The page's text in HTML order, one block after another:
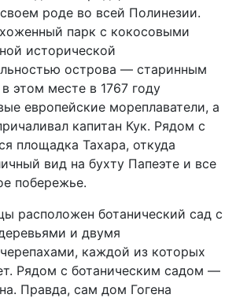
роде во всей Полинезии.
парк с кокосовыми
исторической
острова — старинным
этом месте в 1767 году
европейские мореплаватели, а
капитан Кук. Рядом с
площадка Тахара, откуда
вид на бухту Папеэте и все
побережье.
расположен ботанический сад с
и двумя
каждой из которых
Рядом с ботаническим садом —
Правда, сам дом Гогена